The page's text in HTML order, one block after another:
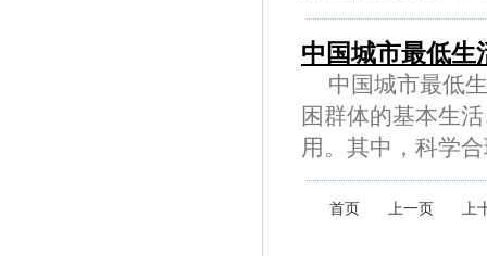
中国城市最低生
中国城市最低生
困群体的基本生
用。其中，科学合
首页 上一页 上